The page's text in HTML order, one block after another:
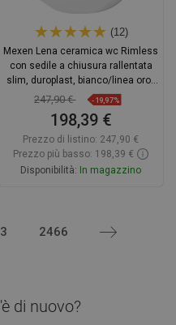
(12)
Mexen Lena ceramica wc Rimless
con sedile a chiusura rallentata
slim, duroplast, bianco/linea oro -
30224005
247,90 € -19,97%
198,39 €
Prezzo di listino: 247,90 €
Prezzo più basso: 198,39 €
Disponibilità: In magazzino
favorite_border Preferito
Confrontare
3 2466 Successivo
di nuovo?